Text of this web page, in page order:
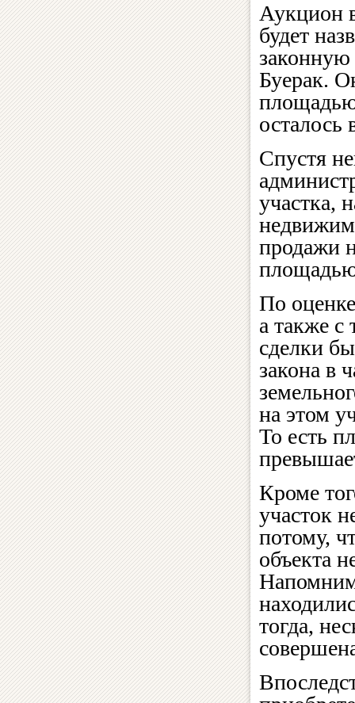
Аукцион
будет
Буерак.
осталось
Спустя
участка,
продажи
По
а также с
сделки
закона в
на этом
То есть
Кроме
участок
потому,
объекта
тогда,